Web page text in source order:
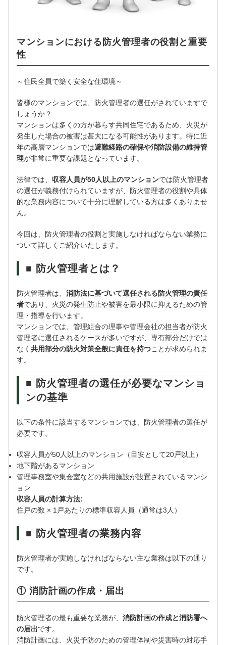
マンションにおける防火管理者の役割と重要
性
～住民全員で築く安全な住環境～
皆様のマンションでは、防火管理者の選任がされていますで
しょうか？
マンションは多くの方が暮らす共同住宅であるため、火災が
発生した場合の被害は甚大になる可能性があります。特に近
年の高層マンションでは避難経路の確保や消防設備の維持管
理が非常に重要な課題となっています。
法律では、 収容人員が50人以上のマンションでは防火管理者
の選任が義務付けられていますが、防火管理者の役割や具体
的な業務内容について十分に理解している方は多くありませ
ん。
今回は、防火管理者の役割と実施しなければならない業務に
ついて詳しくご紹介いたします。
■ 防火管理者とは？
防火管理者は、 消防法に基づいて選任される防火管理の責任
者であり、火災の発生防止や被害を最小限に抑えるための管
理・指導を行います。
マンションでは、管理組合の理事や管理会社の担当者が防火
管理者に選任されるケースが多いですが、専有部分だけでは
なく 共用部分の防火対策全般に責任を持つことが求められま
す。
■ 防火管理者の選任が必要なマンショ
ンの基準
以下の条件に該当するマンションでは、防火管理者の選任が
必要です。
収容人員が50人以上のマンション（目安として20戸以上）
地下階があるマンション
管理事務室や集会室などの共用施設が設置されているマンシ
ョン
収容人員の計算方法:
住戸の数 × 1戸あたりの標準収容人員（通常は3人）
■ 防火管理者の業務内容
防火管理者が実施しなければならない主な業務は以下の通り
です。
① 消防計画の作成・届出
防火管理者の最も重要な業務が、 消防計画の作成と消防署へ
の届出です。
消防計画には、火災予防のための管理体制や災害時の対応手